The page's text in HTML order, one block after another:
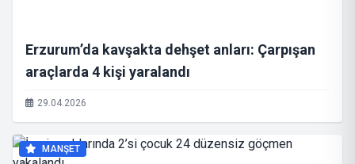
Erzurum’da kavşakta dehşet anları: Çarpışan
araçlarda 4 kişi yaralandı
29.04.2026
MANŞET